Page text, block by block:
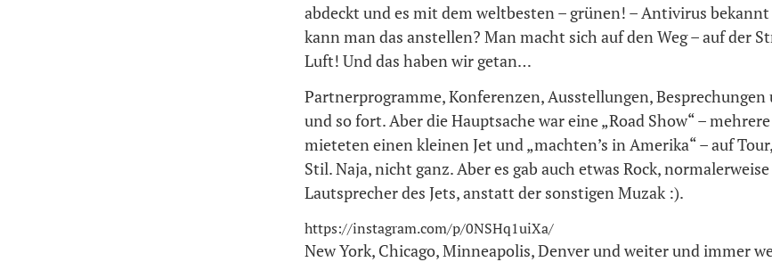
abdeckt und es mit dem weltbesten – grünen! – Antivirus
kann man das anstellen? Man macht sich auf den Weg – auf der
Luft! Und das haben wir getan…
Partnerprogramme, Konferenzen, Ausstellungen, Besprechungen
und so fort. Aber die Hauptsache war eine „Road Show“ –
mieteten einen kleinen Jet und „machten’s in Amerika“ – auf
Stil. Naja, nicht ganz. Aber es gab auch etwas Rock,
Lautsprecher des Jets, anstatt der sonstigen Muzak :).
https://instagram.com/p/0NSHq1uiXa/
New York, Chicago, Minneapolis, Denver und weiter und immer